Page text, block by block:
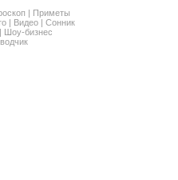
| Приметы
| Видео | Сонник
| Шоу-бизнес